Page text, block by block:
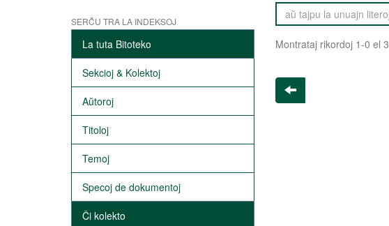
SERĈU TRA LA INDEKSOJ
La tuta Bitoteko
Sekcioj & Kolektoj
Aŭtoroj
Titoloj
Temoj
Specoj de dokumentoj
Ĉi kolekto
Montrataj rikordoj 1-0 el 3